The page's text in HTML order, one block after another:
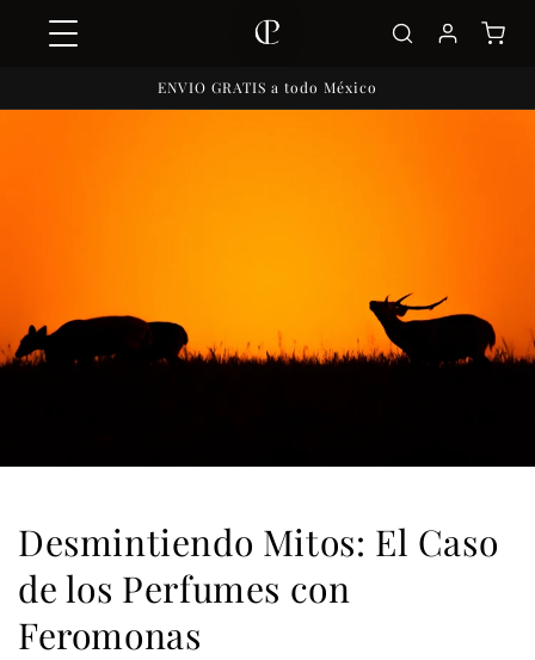
directamente
al contenido
ENVIO GRATIS a todo México
Desmintiendo Mitos: El Caso
de los Perfumes con
Feromonas